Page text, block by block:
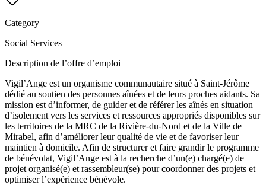
Category
Social Services
Description de l’offre d’emploi
Vigil’Ange est un organisme communautaire situé à Saint-Jérôme
dédié au soutien des personnes aînées et de leurs proches aidants. Sa
mission est d’informer, de guider et de référer les aînés en situation
d’isolement vers les services et ressources appropriés disponibles sur
les territoires de la MRC de la Rivière-du-Nord et de la Ville de
Mirabel, afin d’améliorer leur qualité de vie et de favoriser leur
maintien à domicile. Afin de structurer et faire grandir le programme
de bénévolat, Vigil’Ange est à la recherche d’un(e) chargé(e) de
projet organisé(e) et rassembleur(se) pour coordonner des projets et
optimiser l’expérience bénévole.